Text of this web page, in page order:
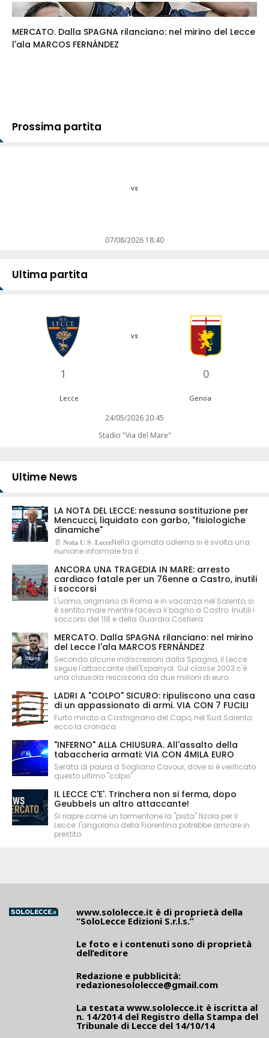
MERCATO. Dalla SPAGNA rilanciano: nel mirino del Lecce
l'ala MARCOS FERNÁNDEZ
Prossima partita
vs
07/08/2026 18:40
Ultima partita
1
vs
0
Lecce Genoa
24/05/2026 20:45
Stadio "Via del Mare"
Ultime News
LA NOTA DEL LECCE: nessuna sostituzione per
Mencucci, liquidato con garbo, "fisiologiche
dinamiche"
📄 𝐍𝐨𝐭𝐚 𝐔.𝐒. 𝐋𝐞𝐜𝐜𝐞Nella giornata odierna si è svolta una
riunione informale tra il...
ANCORA UNA TRAGEDIA IN MARE: arresto
cardiaco fatale per un 76enne a Castro, inutili
i soccorsi
L'uomo, originario di Roma e in vacanza nel Salento, si
è sentito male mentre faceva il bagno a Castro. Inutili i
soccorsi del 118 e della Guardia Costiera.
MERCATO. Dalla SPAGNA rilanciano: nel mirino
del Lecce l'ala MARCOS FERNÁNDEZ
Secondo alcune indiscrezioni dalla Spagna, il Lecce
segue l'attaccante dell'Espanyol. Sul classe 2003 c'è
una clausola rescissoria da due milioni di euro.
LADRI A "COLPO" SICURO: ripuliscono una casa
di un appassionato di armi. VIA CON 7 FUCILI
Furto mirato a Castrignano del Capo, nel Sud Salento:
ecco la cronaca
"INFERNO" ALLA CHIUSURA. All'assalto della
tabaccheria armati: VIA CON 4MILA EURO
Serata di paura a Sogliano Cavour, dove si è verificato
questo ultimo "colpo"
IL LECCE C'E'. Trinchera non si ferma, dopo
Geubbels un altro attaccante!
Si riapre come un tormentone la "pista" Nzola per il
Lecce: l'angolano della Fiorentina potrebbe arrivare in
prestito
www.sololecce.it è di proprietà della
“SoloLecce Edizioni S.r.l.s.”
Le foto e i contenuti sono di proprietà
dell’editore
Redazione e pubblicità:
redazionesololecce@gmail.com
La testata www.sololecce.it è iscritta al
n. 14/2014 del Registro della Stampa del
Tribunale di Lecce del 14/10/14